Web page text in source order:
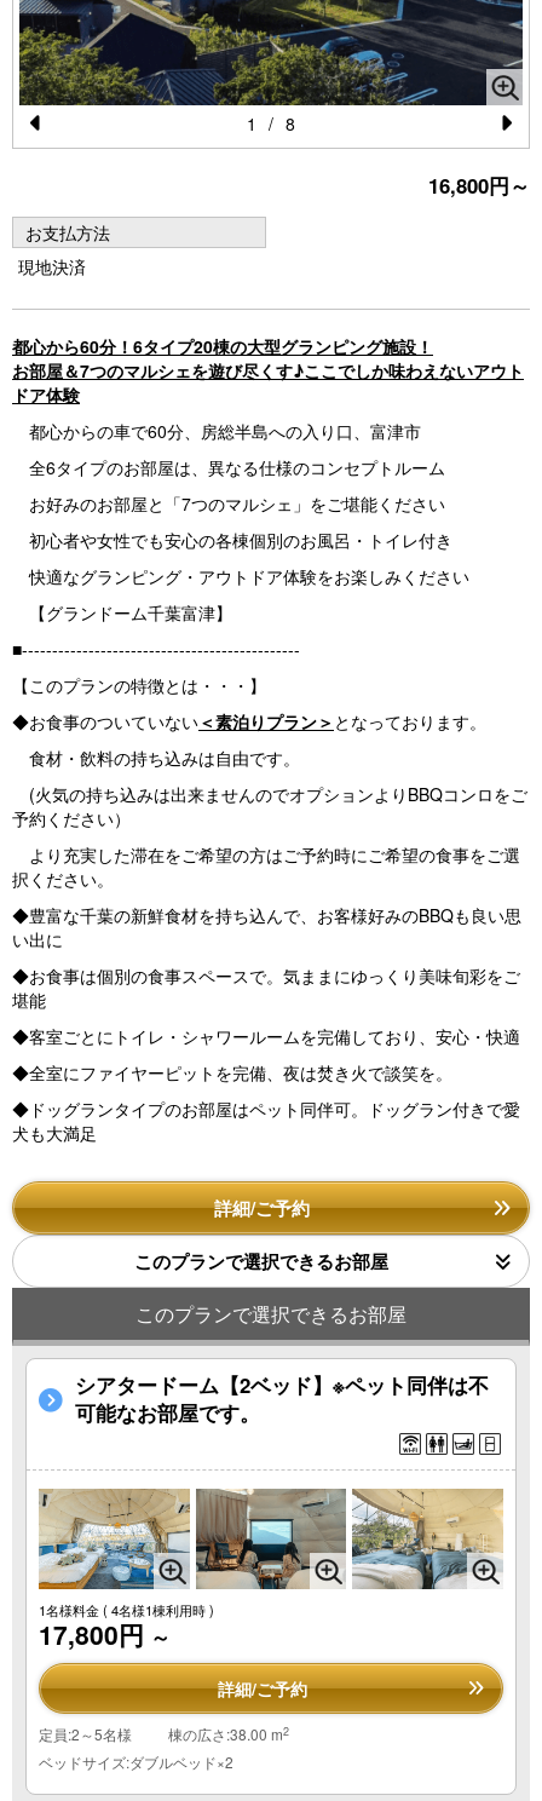
Pr
vi
o
s
N
e
1 / 8
16,800円～
お支払方法
現地決済
都心から60分！6タイプ20棟の大型グランピング施設！
お部屋＆7つのマルシェを遊び尽くす♪ここでしか味わえないアウト
ドア体験
都心からの車で60分、房総半島への入り口、富津市
全6タイプのお部屋は、異なる仕様のコンセプトルーム
お好みのお部屋と「7つのマルシェ」をご堪能ください
初心者や女性でも安心の各棟個別のお風呂・トイレ付き
快適なグランピング・アウトドア体験をお楽しみください
【グランドーム千葉富津】
■----------------------------------------------
【このプランの特徴とは・・・】
◆お食事のついていない＜素泊りプラン＞ となっております。
食材・飲料の持ち込みは自由です。
(火気の持ち込みは出来ませんのでオプションよりBBQコンロをご
予約ください）
より充実した滞在をご希望の方はご予約時にご希望の食事をご選
択ください。
◆豊富な千葉の新鮮食材を持ち込んで、お客様好みのBBQも良い思
い出に
◆お食事は個別の食事スペースで。気ままにゆっくり美味旬彩をご
堪能
◆客室ごとにトイレ・シャワールームを完備しており、安心・快適
◆全室にファイヤーピットを完備、夜は焚き火で談笑を。
◆ドッグランタイプのお部屋はペット同伴可。ドッグラン付きで愛
犬も大満足
詳細/ご予約
このプランで選択できるお部屋
このプランで選択できるお部屋
シアタードーム【2ベッド】※ペット同伴は不
可能なお部屋です。
1名様料金( 4名様1棟利用時 )
17,800円 ～
詳細/ご予約
定員:2～5名様 棟の広さ:38.00 m2
ベッドサイズ:ダブルベッド×2